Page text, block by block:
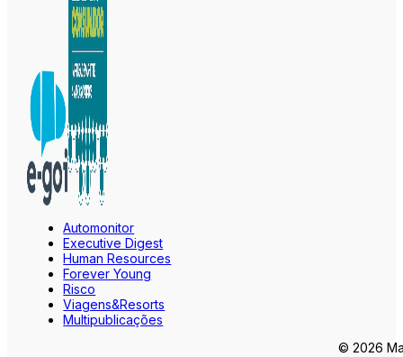
Automonitor
Executive Digest
Human Resources
Forever Young
Risco
Viagens&Resorts
Multipublicações
© 2026